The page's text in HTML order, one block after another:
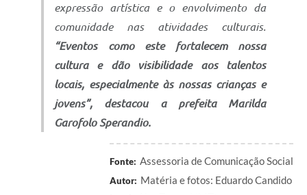
expressão artística e o envolvimento da
comunidade nas atividades culturais.
“Eventos como este fortalecem nossa
cultura e dão visibilidade aos talentos
locais, especialmente às nossas crianças e
jovens”, destacou a prefeita Marilda
Garofolo Sperandio.
Fonte: Assessoria de Comunicação Social
Autor: Matéria e fotos: Eduardo Candido